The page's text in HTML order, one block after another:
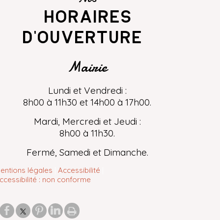
horaires
d'ouverture
Mairie
Lundi et Vendredi :
8h00 à 11h30 et 14h00 à 17h00.
Mardi, Mercredi et Jeudi :
8h00 à 11h30.
Fermé, Samedi et Dimanche.
légales
Accessibilité
: non conforme